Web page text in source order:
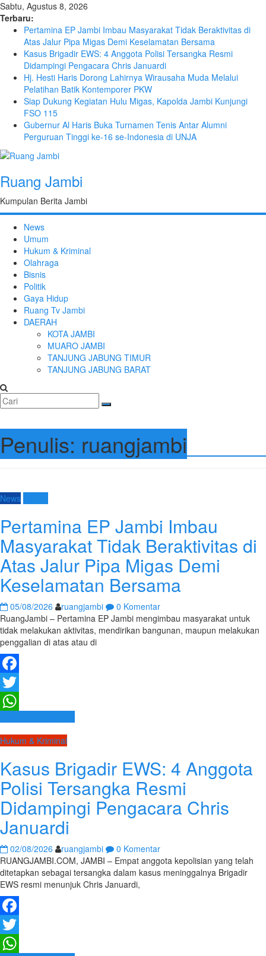
Sabtu, Agustus 8, 2026
Terbaru:
Pertamina EP Jambi Imbau Masyarakat Tidak Beraktivitas di
Atas Jalur Pipa Migas Demi Keselamatan Bersama
Kasus Brigadir EWS: 4 Anggota Polisi Tersangka Resmi
Didampingi Pengacara Chris Januardi
Hj. Hesti Haris Dorong Lahirnya Wirausaha Muda Melalui
Pelatihan Batik Kontemporer PKW
Siap Dukung Kegiatan Hulu Migas, Kapolda Jambi Kunjungi
FSO 115
Gubernur Al Haris Buka Turnamen Tenis Antar Alumni
Perguruan Tinggi ke-16 se-Indonesia di UNJA
Ruang Jambi
Kumpulan Berita Jambi
News
Umum
Hukum & Kriminal
Olahraga
Bisnis
Politik
Gaya Hidup
Ruang Tv Jambi
DAERAH
KOTA JAMBI
MUARO JAMBI
TANJUNG JABUNG TIMUR
TANJUNG JABUNG BARAT
Penulis: ruangjambi
News
Pertamina EP Jambi Imbau
Masyarakat Tidak Beraktivitas di
Atas Jalur Pipa Migas Demi
Keselamatan Bersama
05/08/2026 ruangjambi
0 Komentar
RuangJambi – Pertamina EP Jambi mengimbau masyarakat untuk
tidak melakukan aktivitas, mendirikan bangunan, maupun melakukan
penggalian di atas atau di
Facebook
Twitter
WhatsApp
Hukum & Kriminal
Kasus Brigadir EWS: 4 Anggota
Polisi Tersangka Resmi
Didampingi Pengacara Chris
Januardi
02/08/2026 ruangjambi
0 Komentar
RUANGJAMBI.COM, JAMBI – Empat anggota kepolisian yang telah
ditetapkan sebagai tersangka dalam kasus meninggalnya Brigadir
EWS resmi menunjuk Chris Januardi,
Facebook
Twitter